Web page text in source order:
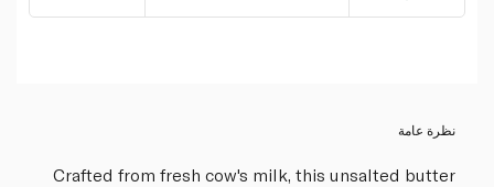
نظرة عامة
Crafted from fresh cow's milk, this unsalted butter